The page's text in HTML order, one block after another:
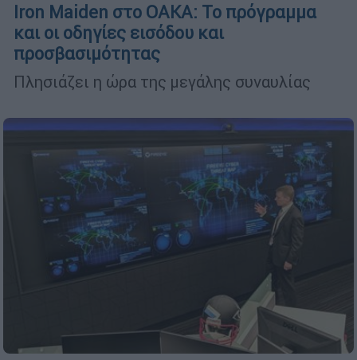
Iron Maiden στο ΟΑΚΑ: Το πρόγραμμα
και οι οδηγίες εισόδου και
προσβασιμότητας
Πλησιάζει η ώρα της μεγάλης συναυλίας